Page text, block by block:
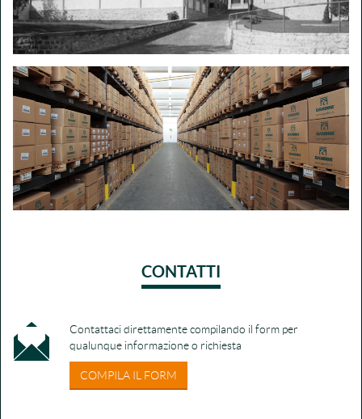
CONTATTI
Contattaci direttamente compilando il form per
qualunque informazione o richiesta
COMPILA IL FORM